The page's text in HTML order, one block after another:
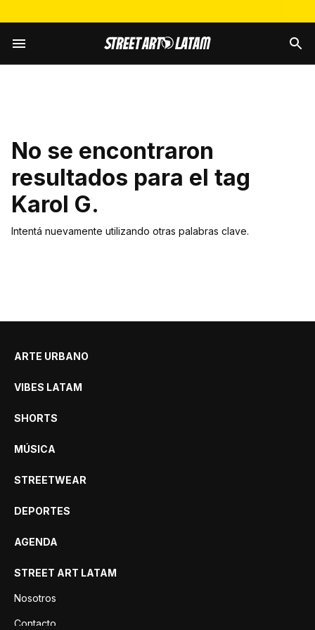
No se encontraron
resultados para el tag
Karol G.
Intentá nuevamente utilizando otras palabras clave.
ARTE URBANO
VIBES LATAM
SHORTS
MÚSICA
STREETWEAR
DEPORTES
AGENDA
STREET ART LATAM
Nosotros
Contacto